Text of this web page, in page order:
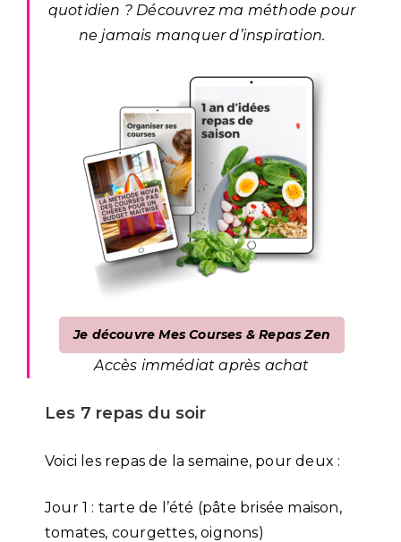
quotidien ? Découvrez ma méthode pour
ne jamais manquer d’inspiration.
Je découvre Mes Courses & Repas Zen
Accès immédiat après achat
Les 7 repas du soir
Voici les repas de la semaine, pour deux :
Jour 1 : tarte de l’été (pâte brisée maison,
tomates, courgettes, oignons)